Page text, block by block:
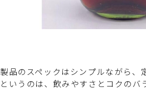
製品のスペックはシンプルながら
というのは、飲みやすさとコクのバ